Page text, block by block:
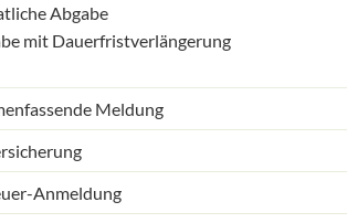
Abgabe
mit Dauerfristverlängerung
Meldung
Anmeldung